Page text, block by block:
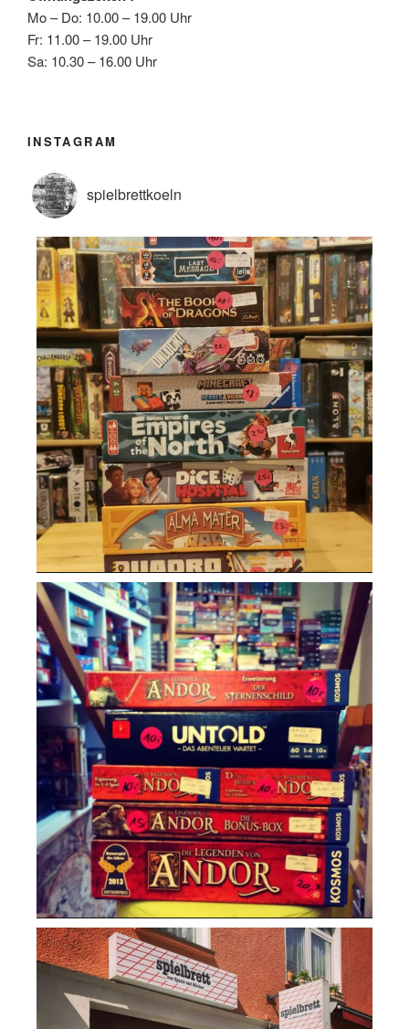
Mo – Do: 10.00 – 19.00 Uhr
Fr: 11.00 – 19.00 Uhr
Sa: 10.30 – 16.00 Uhr
INSTAGRAM
spielbrettkoeln